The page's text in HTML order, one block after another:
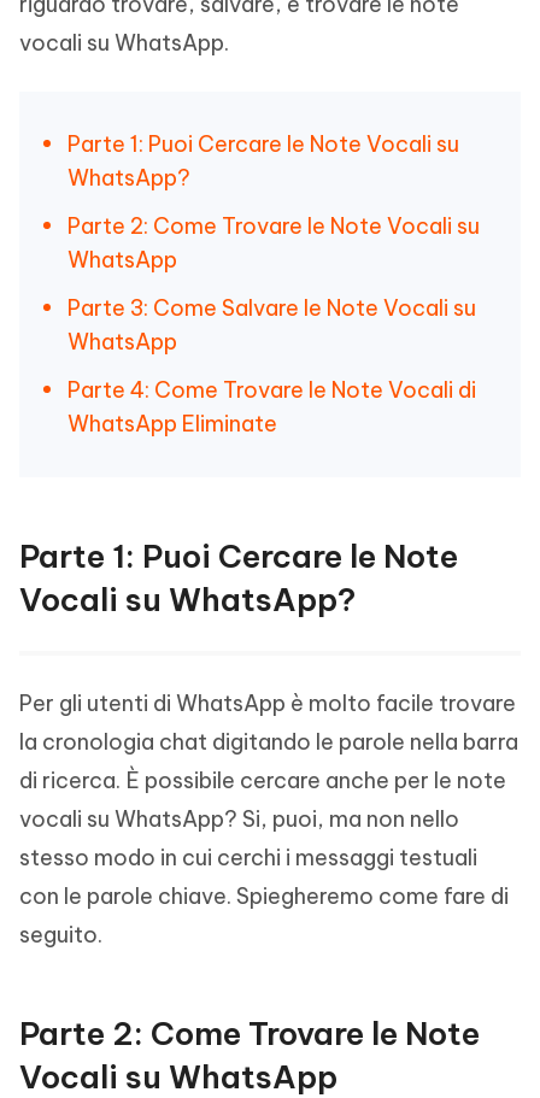
vocali su WhatsApp.
Parte 1: Puoi Cercare le Note Vocali su
WhatsApp?
Parte 2: Come Trovare le Note Vocali su
WhatsApp
Parte 3: Come Salvare le Note Vocali su
WhatsApp
Parte 4: Come Trovare le Note Vocali di
WhatsApp Eliminate
Parte 1: Puoi Cercare le Note
Vocali su WhatsApp?
Per gli utenti di WhatsApp è molto facile trovare
la cronologia chat digitando le parole nella barra
di ricerca. È possibile cercare anche per le note
vocali su WhatsApp? Si, puoi, ma non nello
stesso modo in cui cerchi i messaggi testuali
con le parole chiave. Spiegheremo come fare di
seguito.
Parte 2: Come Trovare le Note
Vocali su WhatsApp